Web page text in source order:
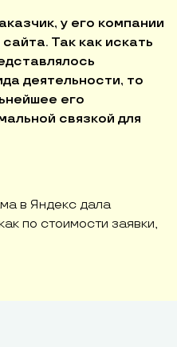
у его компании
Так как искать
деятельности, то
его
связкой для
в Яндекс дала
по стоимости заявки,